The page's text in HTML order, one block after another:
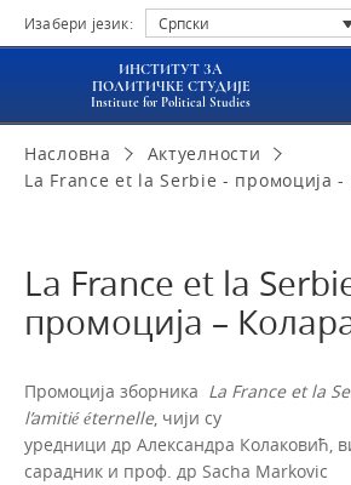
Изабери језик: Српски
ИНСТИТУТ ЗА
ПОЛИТИЧКЕ СТУДИЈЕ
Institute for Political Studies
Насловна
Актуелности
La France et la Serbie - промоција -
La France et la
промоција –
Промоција зборника La France et la
l’amitié éternelle, чији су
уредници др Александра Колаковић,
сарадник и проф. др Sacha Markovic